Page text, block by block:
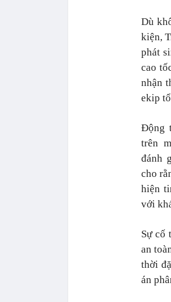
Dù
kiện,
phát
cao
nhận
ekip
Động
trên
đánh
cho
hiện
với
Sự cố
an
thời
án